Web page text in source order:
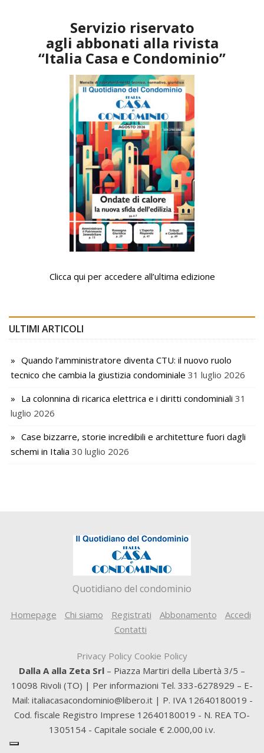
Servizio riservato
agli abbonati alla rivista
“Italia Casa e Condominio”
Clicca qui per accedere all’ultima edizione
ULTIMI ARTICOLI
Quando l’amministratore diventa CTU: il nuovo ruolo
tecnico che cambia la giustizia condominiale 31 luglio 2026
La colonnina di ricarica elettrica e i diritti condominiali 31
luglio 2026
Case bizzarre, storie incredibili e architetture fuori dagli
schemi in Italia 30 luglio 2026
Quotidiano del condominio
Homepage Chi siamo Registrati Abbonamento
Accedi
Contatti
Privacy Policy Cookie Policy
Dalla A alla Zeta Srl – Piazza Martiri della Libertà 3/5 –
10098 Rivoli (TO) | Per informazioni Tel. 333-6278929 – E-
Mail: italiacasacondominio@libero.it | P. IVA 12640180019 -
Cod. fiscale Registro Imprese 12640180019 - N. REA TO-
1305154 - Capitale sociale € 2.000,00 i.v.